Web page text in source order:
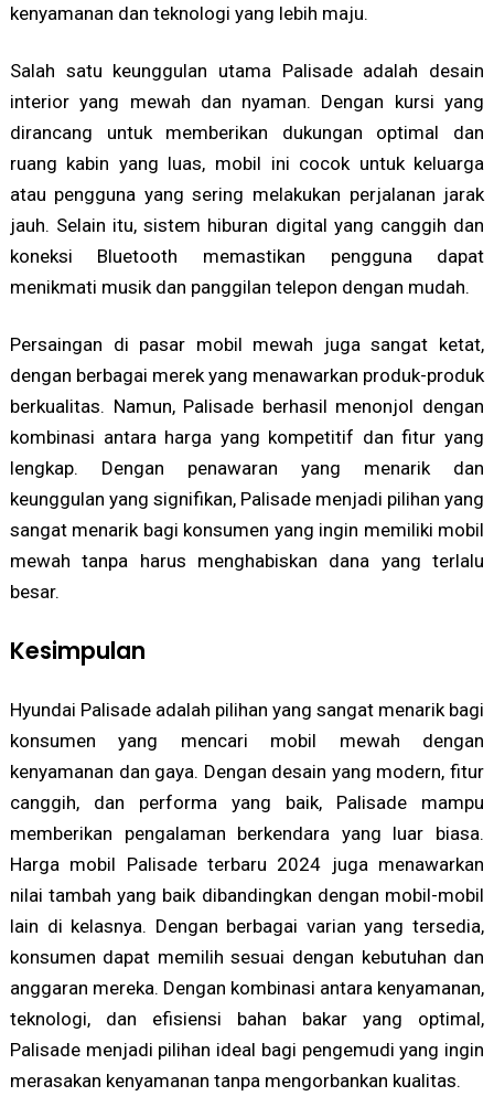
kenyamanan dan teknologi yang lebih maju.
Salah satu keunggulan utama Palisade adalah desain
interior yang mewah dan nyaman. Dengan kursi yang
dirancang untuk memberikan dukungan optimal dan
ruang kabin yang luas, mobil ini cocok untuk keluarga
atau pengguna yang sering melakukan perjalanan jarak
jauh. Selain itu, sistem hiburan digital yang canggih dan
koneksi Bluetooth memastikan pengguna dapat
menikmati musik dan panggilan telepon dengan mudah.
Persaingan di pasar mobil mewah juga sangat ketat,
dengan berbagai merek yang menawarkan produk-produk
berkualitas. Namun, Palisade berhasil menonjol dengan
kombinasi antara harga yang kompetitif dan fitur yang
lengkap. Dengan penawaran yang menarik dan
keunggulan yang signifikan, Palisade menjadi pilihan yang
sangat menarik bagi konsumen yang ingin memiliki mobil
mewah tanpa harus menghabiskan dana yang terlalu
besar.
Kesimpulan
Hyundai Palisade adalah pilihan yang sangat menarik bagi
konsumen yang mencari mobil mewah dengan
kenyamanan dan gaya. Dengan desain yang modern, fitur
canggih, dan performa yang baik, Palisade mampu
memberikan pengalaman berkendara yang luar biasa.
Harga mobil Palisade terbaru 2024 juga menawarkan
nilai tambah yang baik dibandingkan dengan mobil-mobil
lain di kelasnya. Dengan berbagai varian yang tersedia,
konsumen dapat memilih sesuai dengan kebutuhan dan
anggaran mereka. Dengan kombinasi antara kenyamanan,
teknologi, dan efisiensi bahan bakar yang optimal,
Palisade menjadi pilihan ideal bagi pengemudi yang ingin
merasakan kenyamanan tanpa mengorbankan kualitas.